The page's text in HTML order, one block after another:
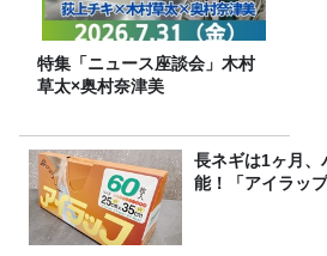
特集「ニュース座談会」木村
草太×奥村奈津美
長ネギは1ヶ月、
能！「アイラッ